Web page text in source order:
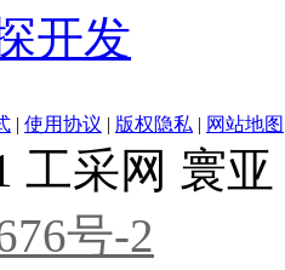
开发
| 使用协议 | 版权隐私 | 网站地图
工采网 寰
号-2